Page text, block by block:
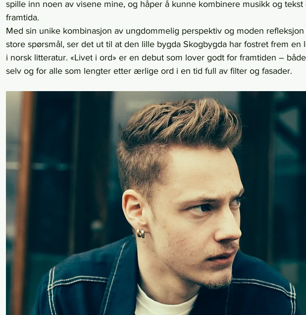
spille inn noen av visene mine, og håper å kunne kombinere musikk og tekst
framtida.
Med sin unike kombinasjon av ungdommelig perspektiv og moden
store spørsmål, ser det ut til at den lille bygda Skogbygda har fostret frem en
i norsk litteratur. «Livet i ord» er en debut som lover godt for framtiden –
selv og for alle som lengter etter ærlige ord i en tid full av filter og fasader.